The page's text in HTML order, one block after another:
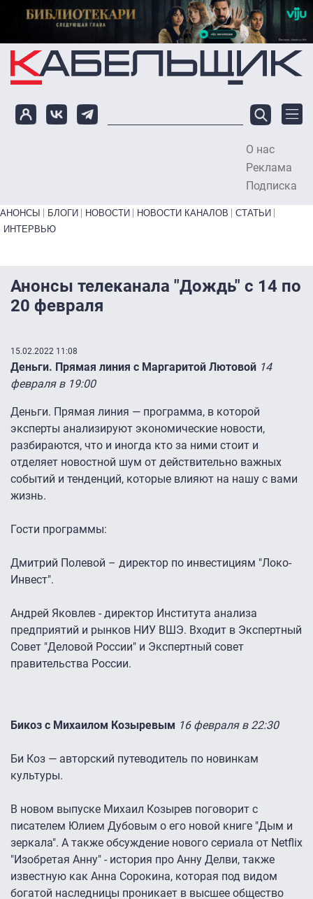
Перейти к основному содержанию
О нас
Реклама
Подписка
Primary links bottom
АНОНСЫ БЛОГИ НОВОСТИ НОВОСТИ КАНАЛОВ
СТАТЬИ
ИНТЕРВЬЮ
Анонсы телеканала "Дождь" с 14 по
20 февраля
15.02.2022 11:08
Деньги. Прямая линия с Маргаритой Лютовой 14
февраля в 19:00
Деньги. Прямая линия — программа, в которой
эксперты анализируют экономические новости,
разбираются, что и иногда кто за ними стоит и
отделяет новостной шум от действительно важных
событий и тенденций, которые влияют на нашу с вами
жизнь.
Гости программы:
Дмитрий Полевой – директор по инвестициям "Локо-
Инвест".
Андрей Яковлев - директор Института анализа
предприятий и рынков НИУ ВШЭ. Входит в Экспертный
Совет "Деловой России" и Экспертный совет
правительства России.
Бикоз с Михаилом Козыревым 16 февраля в 22:30
Би Коз — авторский путеводитель по новинкам
культуры.
В новом выпуске Михаил Козырев поговорит с
писателем Юлием Дубовым о его новой книге "Дым и
зеркала". А также обсуждение нового сериала от Netflix
"Изобретая Анну" - история про Анну Делви, также
известную как Анна Сорокина, которая под видом
богатой наследницы проникает в высшее общество